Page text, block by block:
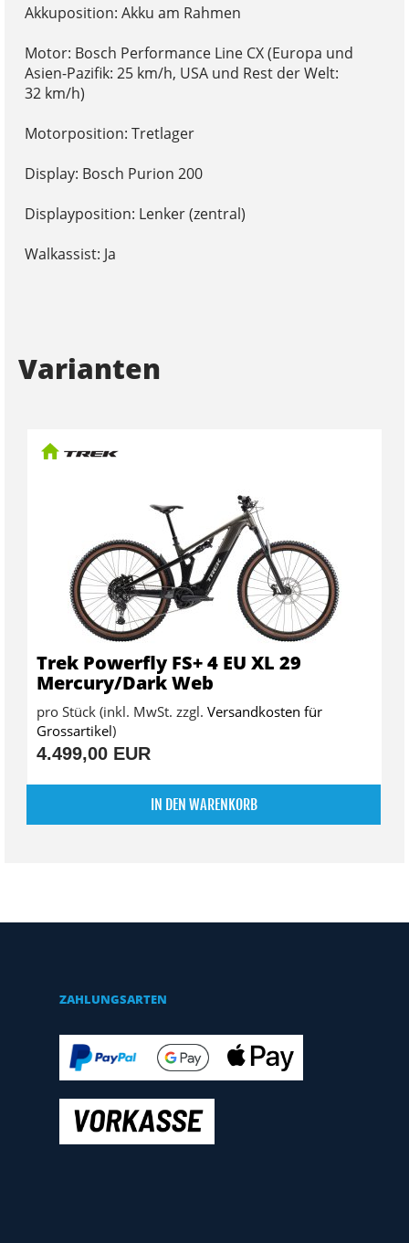
Akkuposition: Akku am Rahmen
Motor: Bosch Performance Line CX (Europa und
Asien-Pazifik: 25 km/h, USA und Rest der Welt:
32 km/h)
Motorposition: Tretlager
Display: Bosch Purion 200
Displayposition: Lenker (zentral)
Walkassist: Ja
Varianten
Trek Powerfly FS+ 4 EU XL 29
Mercury/Dark Web
pro Stück (inkl. MwSt. zzgl. Versandkosten für
Grossartikel)
4.499,00 EUR
IN DEN WARENKORB
ZAHLUNGSARTEN